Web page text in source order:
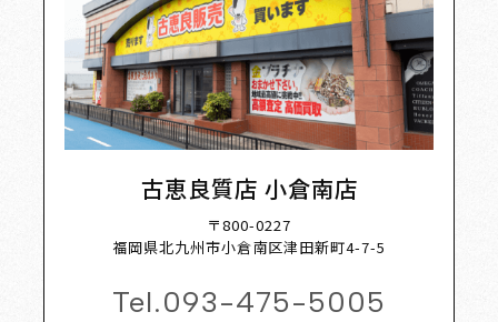
古恵良質店 小倉南店
〒800-0227
福岡県北九州市小倉南区津田新町4-7-5
Tel.093-475-5005